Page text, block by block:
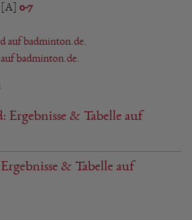
[A] 0-7
auf badminton.de
auf badminton.de
Ergebnisse & Tabelle auf
& Tabelle auf